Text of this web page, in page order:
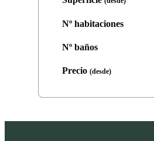
Nº habitaciones
Nº baños
Precio (desde)